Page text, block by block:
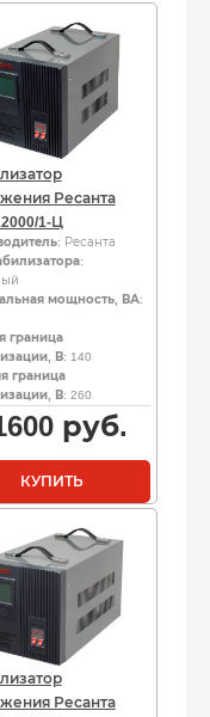
Ресанта
1-Ц
: Ресанта
:
мощность, ВА:
граница
В: 140
граница
В: 260
руб.
КУПИТЬ
Ресанта